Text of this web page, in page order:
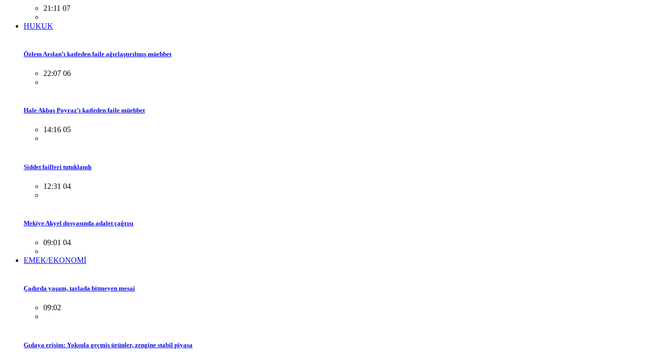
21:11 07
HUKUK
Özlem Arslan’ı katleden faile ağırlaştırılmış müebbet
22:07 06
Hale Akbaş Poyraz’ı katleden faile müebbet
14:16 05
Şiddet failleri tutuklandı
12:31 04
Mekiye Akyel dosyasında adalet çağrısı
09:01 04
EMEK/EKONOMİ
Çadırda yaşam, tarlada bitmeyen mesai
09:02
Gıdaya erişim: Yoksula geçmiş ürünler, zengine stabil piyasa